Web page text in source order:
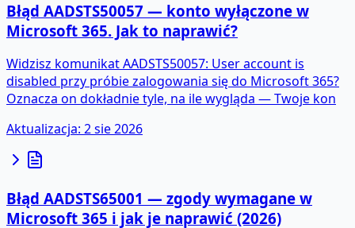
Błąd AADSTS50057 — konto wyłączone w
Microsoft 365. Jak to naprawić?
Widzisz komunikat AADSTS50057: User account is
disabled przy próbie zalogowania się do Microsoft 365?
Oznacza on dokładnie tyle, na ile wygląda — Twoje kon
Aktualizacja: 2 sie 2026
Błąd AADSTS65001 — zgody wymagane w
Microsoft 365 i jak je naprawić (2026)